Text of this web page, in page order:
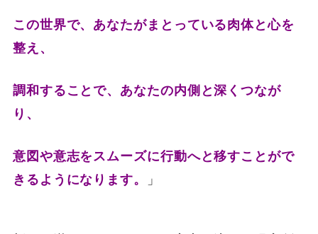
この世界で、あなたがまとっている肉体と心を
整え、
調和することで、あなたの内側と深くつなが
り、
意図や意志をスムーズに行動へと移すことがで
きるようになります。
」